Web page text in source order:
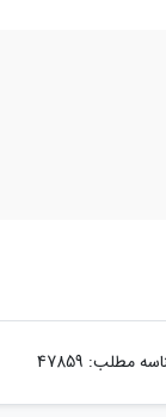
مطلب: 47859